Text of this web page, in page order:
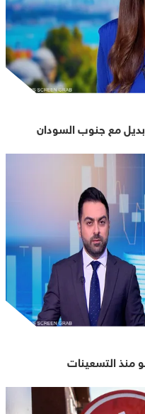
مع جنوب السودان
منذ التسعينات